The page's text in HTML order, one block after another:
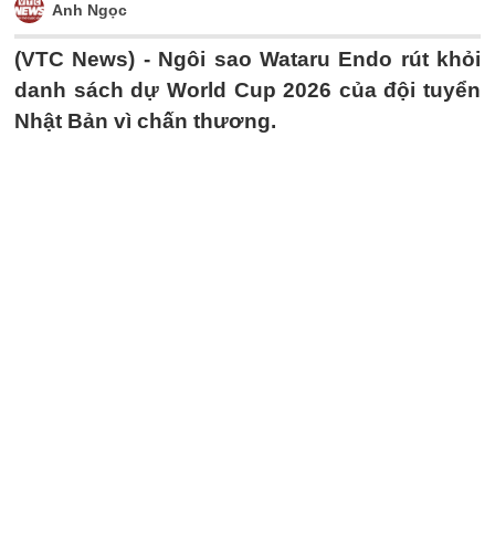
Anh Ngọc
(VTC News) - Ngôi sao Wataru Endo rút khỏi
danh sách dự World Cup 2026 của đội tuyển
Nhật Bản vì chấn thương.